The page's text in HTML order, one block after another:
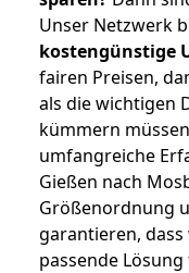
Unser Netzwerk
kostengünstige
fairen Preisen,
als die wichtigen
kümmern
umfangreiche
Gießen nach
Größenordnung
garantieren,
passende